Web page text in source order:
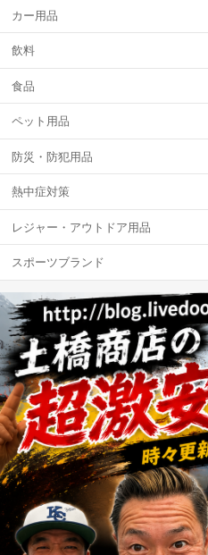
カー用品
飲料
食品
ペット用品
防災・防犯用品
熱中症対策
レジャー・アウトドア用品
スポーツブランド